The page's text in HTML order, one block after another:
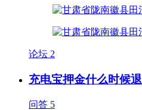
论坛 2
充电宝押金什么时候退
问答 5